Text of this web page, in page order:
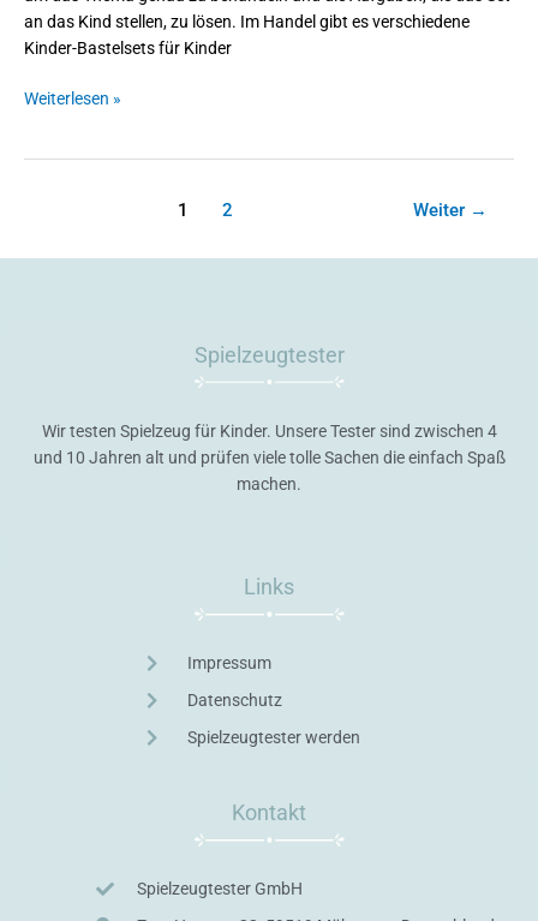
an das Kind stellen, zu lösen. Im Handel gibt es verschiedene
Kinder-Bastelsets für Kinder
Weiterlesen »
1 2 Weiter →
Spielzeugtester
Wir testen Spielzeug für Kinder. Unsere Tester sind zwischen 4
und 10 Jahren alt und prüfen viele tolle Sachen die einfach Spaß
machen.
Links
Impressum
Datenschutz
Spielzeugtester werden
Kontakt
Spielzeugtester GmbH